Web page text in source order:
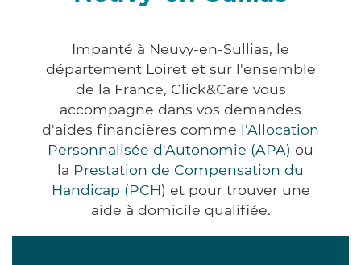
Impanté à Neuvy-en-Sullias, le
département Loiret et sur l'ensemble
de la France, Click&Care vous
accompagne dans vos demandes
d'aides financières comme l'Allocation
Personnalisée d'Autonomie (APA) ou
la Prestation de Compensation du
Handicap (PCH) et pour trouver une
aide à domicile qualifiée.